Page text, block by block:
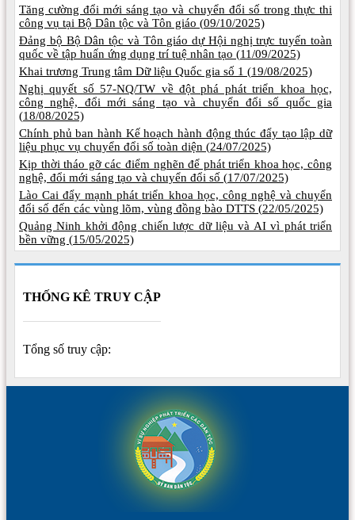
Tăng cường đổi mới sáng tạo và chuyển đổi số trong thực thi
công vụ tại Bộ Dân tộc và Tôn giáo (09/10/2025)
Đảng bộ Bộ Dân tộc và Tôn giáo dự Hội nghị trực tuyến toàn
quốc về tập huấn ứng dụng trí tuệ nhân tạo (11/09/2025)
Khai trương Trung tâm Dữ liệu Quốc gia số 1 (19/08/2025)
Nghị quyết số 57-NQ/TW về đột phá phát triển khoa học,
công nghệ, đổi mới sáng tạo và chuyển đổi số quốc gia
(18/08/2025)
Chính phủ ban hành Kế hoạch hành động thúc đẩy tạo lập dữ
liệu phục vụ chuyển đổi số toàn diện (24/07/2025)
Kịp thời tháo gỡ các điểm nghẽn để phát triển khoa học, công
nghệ, đổi mới sáng tạo và chuyển đổi số (17/07/2025)
Lào Cai đẩy mạnh phát triển khoa học, công nghệ và chuyển
đổi số đến các vùng lõm, vùng đồng bào DTTS (22/05/2025)
Quảng Ninh khởi động chiến lược dữ liệu và AI vì phát triển
bền vững (15/05/2025)
THỐNG KÊ TRUY CẬP
Tổng số truy cập: